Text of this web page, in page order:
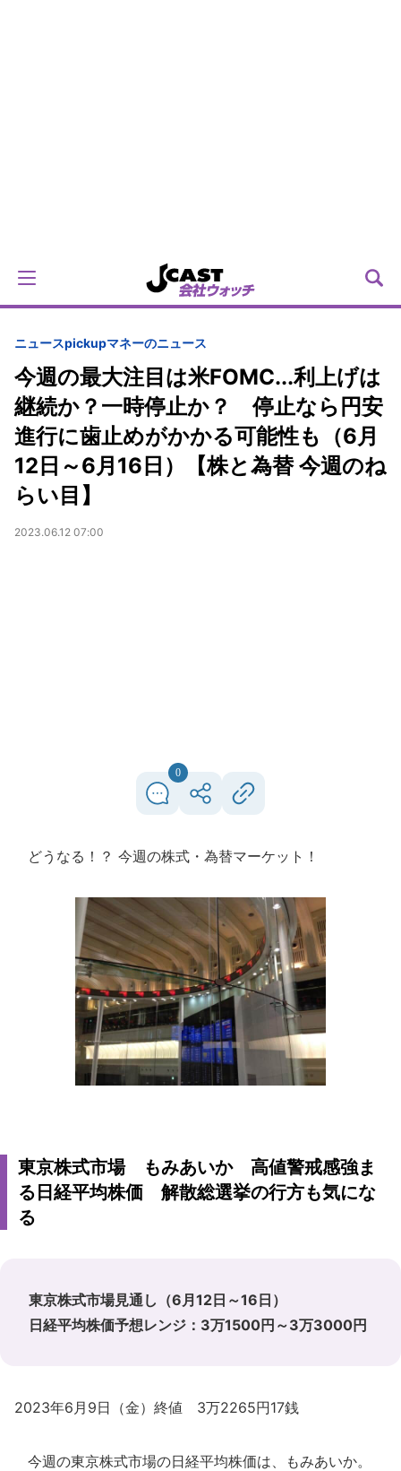
ニュースpickupマネーのニュース
今週の最大注目は米FOMC...利上げは
継続か？一時停止か？ 停止なら円安
進行に歯止めがかかる可能性も（6月
12日～6月16日）【株と為替 今週のね
らい目】
2023.06.12 07:00
0
どうなる！？ 今週の株式・為替マーケット！
東京株式市場 もみあいか 高値警戒感強ま
る日経平均株価 解散総選挙の行方も気にな
る
東京株式市場見通し（6月12日～16日）
日経平均株価予想レンジ：3万1500円～3万3000円
2023年6月9日（金）終値 3万2265円17銭
今週の東京株式市場の日経平均株価は、もみあいか。